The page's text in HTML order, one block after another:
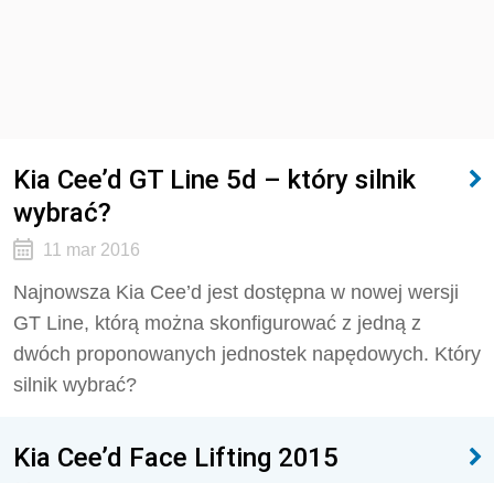
Kia Cee’d GT Line 5d – który silnik
wybrać?
11 mar 2016
Najnowsza Kia Cee’d jest dostępna w nowej wersji
GT Line, którą można skonfigurować z jedną z
dwóch proponowanych jednostek napędowych. Który
silnik wybrać?
Kia Cee’d Face Lifting 2015